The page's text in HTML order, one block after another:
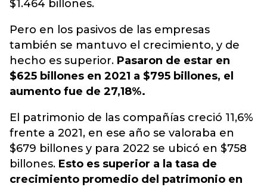
$1.464 billones.
Pero en los pasivos de las empresas
también se mantuvo el crecimiento, y de
hecho es superior. Pasaron de estar en
$625 billones en 2021 a $795 billones, el
aumento fue de 27,18%.
El patrimonio de las compañías creció 11,6%
frente a 2021, en ese año se valoraba en
$679 billones y para 2022 se ubicó en $758
billones. Esto es superior a la tasa de
crecimiento promedio del patrimonio en